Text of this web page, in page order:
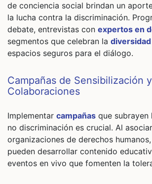
de conciencia social brindan un
la lucha contra la discriminación.
debate, entrevistas con expertos en
segmentos que celebran la
espacios seguros para el diálogo.
Campañas de Sensibilización y
Colaboraciones
Implementar campañas que subrayen
no discriminación es crucial. Al
organizaciones de derechos
pueden desarrollar contenido
eventos en vivo que fomenten la